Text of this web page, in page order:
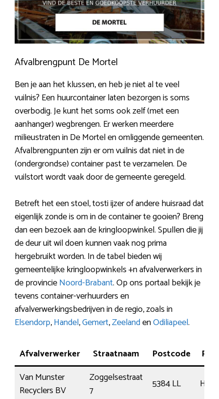
Afvalbrengpunt De Mortel
Ben je aan het klussen, en heb je niet al te veel
vuilnis? Een huurcontainer laten bezorgen is soms
overbodig. Je kunt het soms ook zelf (met een
aanhanger) wegbrengen. Er werken meerdere
milieustraten in De Mortel en omliggende gemeenten.
Afvalbrengpunten zijn er om vuilnis dat niet in de
(ondergrondse) container past te verzamelen. De
vuilstort wordt vaak door de gemeente geregeld.
Betreft het een stoel, tosti ijzer of andere huisraad dat
eigenlijk zonde is om in de container te gooien? Breng
dan een bezoek aan de kringloopwinkel. Spullen die jij
de deur uit wil doen kunnen vaak nog prima
hergebruikt worden. In de tabel bieden wij
gemeentelijke kringloopwinkels +n afvalverwerkers in
de provincieNoord-Brabant. Op ons portaal bekijk je
tevens container-verhuurders en
afvalverwerkingsbedrijven in de regio, zoals in
Elsendorp,Handel,Gemert,ZeelandenOdiliapeel.
Afvalverwerker Straatnaam Postcode
Van Munster
Recyclers BV
Zoggelsestraat
7
5384 LL